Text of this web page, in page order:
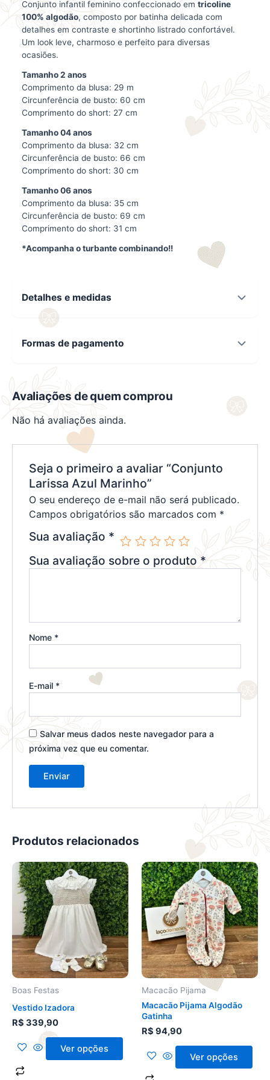
Conjunto infantil feminino confeccionado em tricoline
100% algodão, composto por batinha delicada com
detalhes em contraste e shortinho listrado confortável.
Um look leve, charmoso e perfeito para diversas
ocasiões.
Tamanho 2 anos
Comprimento da blusa: 29 m
Circunferência de busto: 60 cm
Comprimento do short: 27 cm
Tamanho 04 anos
Comprimento da blusa: 32 cm
Circunferência de busto: 66 cm
Comprimento do short: 30 cm
Tamanho 06 anos
Comprimento da blusa: 35 cm
Circunferência de busto: 69 cm
Comprimento do short: 31 cm
*Acompanha o turbante combinando!!
Detalhes e medidas
Formas de pagamento
Avaliações de quem comprou
Não há avaliações ainda.
Seja o primeiro a avaliar “Conjunto
Larissa Azul Marinho”
O seu endereço de e-mail não será publicado.
Campos obrigatórios são marcados com *
Sua avaliação *
Sua avaliação sobre o produto *
Nome *
E-mail *
Salvar meus dados neste navegador para a
próxima vez que eu comentar.
Produtos relacionados
Boas Festas
Vestido Izadora
R$ 339,90
Ver opções
Este
produto
tem
várias
variantes.
As
opções
podem
na
página
do
produto
Macacão Pijama
Macacão Pijama Algodão
Gatinha
R$ 94,90
Ver opções
Este
produto
tem
várias
variantes.
As
opções
podem
escolhidas
na
página
produto